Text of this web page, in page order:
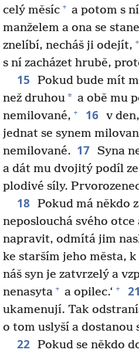
celý měsíc + a potom s
manželem a ona se
znelíbí, necháš ji odejít, +
s ní zacházet hrubě,
15
Pokud bude mít
než druhou* a obě mu
nemilované, + 16 v
jednat se synem
nemilované. 17 Syna
a dát mu dvojitý podíl
plodivé síly.
18 Pokud má někdo
neposlouchá svého
napravit, odmítá jim
ke starším jeho města,
náš syn je zatvrzelý a
nenasyta + a opilec.‘ + 21
ukamenují. Tak
o tom uslyší a dostanou
22 Pokud se někdo